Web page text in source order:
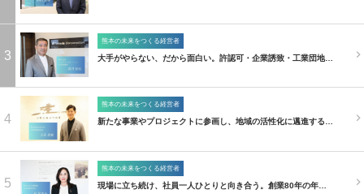
3
熊本の未来をつくる経営者
大手がやらない、だから面白い。許認可・企業誘致・工業団地…
4
熊本の未来をつくる経営者
新たな事業やプロジェクトに参画し、地域の活性化に邁進する…
5
熊本の未来をつくる経営者
現場に立ち続け、社員一人ひとりと向き合う。創業80年の年…